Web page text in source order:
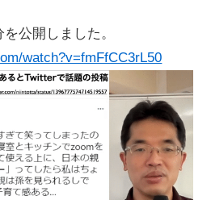
公開しました。
watch?v=fmFfCC3rL50